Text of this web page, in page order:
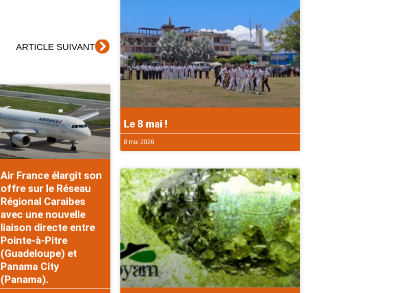
ARTICLE SUIVANTSuivant
Air France élargit son
offre sur le Réseau
Régional Caraibes
avec une nouvelle
liaison directe entre
Pointe-à-Pitre
(Guadeloupe) et
Panama City
(Panama).
Le 8 mai !
8 mai 2026